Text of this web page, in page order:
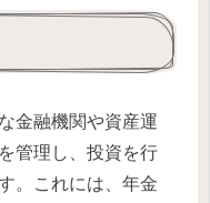
金融機関や資産運
管理し、投資を行
。これには、年金